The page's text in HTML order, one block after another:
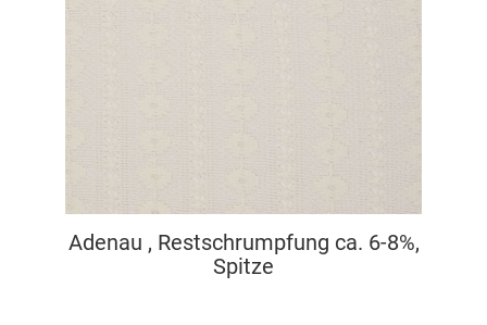
Adenau , Restschrumpfung ca. 6-8%,
Spitze